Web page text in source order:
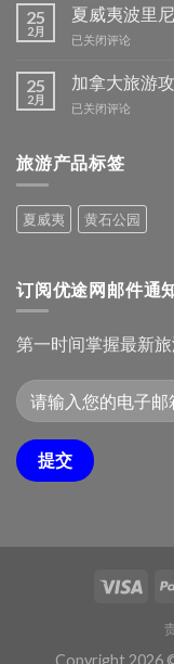
拉
斯
维
斯，
走
城
25
2月
夏威夷波里
夏
夷
波
里
亚
俗
已关闭评论
25
2月
加拿大旅游
加
旅
略：
十
去
已关闭评论
旅游产品标签
夏威夷 黄石公园
订阅优途网邮件通
第一时间掌握最新